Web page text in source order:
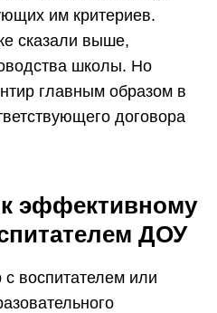
им критериев.
сказали выше,
школы. Но
главным образом в
договора
эффективному
ДОУ
воспитателем или